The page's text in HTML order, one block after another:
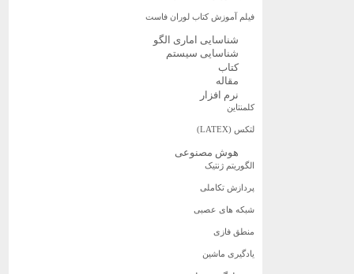
فیلم آموزش کتاب لوران فاست
شناسایی اماری الگو
شناسایی سیستم
کتاب
مقاله
نرم افزار
کلمنتاین
لتکس (LATEX)
هوش مصنوعی
الگوریتم ژنتیک
پردازش تکاملی
شبکه های عصبی
منطق فازی
یادگیری ماشین